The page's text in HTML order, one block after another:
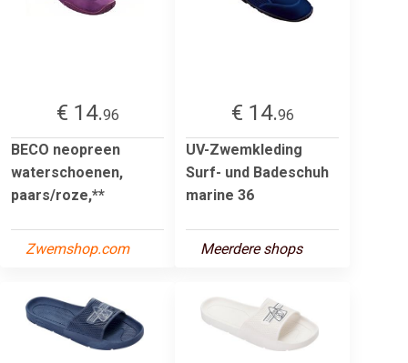
€ 14.96
BECO neopreen
waterschoenen,
paars/roze,**
Zwemshop.com
€ 14.96
UV-Zwemkleding
Surf- und Badeschuh
marine 36
Meerdere shops